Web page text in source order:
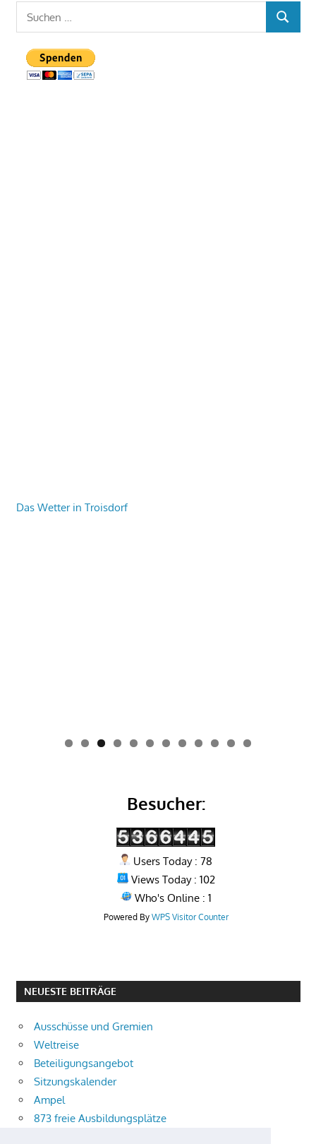
SUCHEN
Das Wetter in Troisdorf
0 1 2
Besucher:
Users Today : 78
Views Today : 102
Who's Online : 1
Powered By WPS Visitor Counter
NEUESTE BEITRÄGE
Ausschüsse und Gremien
Weltreise
Beteiligungsangebot
Sitzungskalender
Ampel
873 freie Ausbildungsplätze